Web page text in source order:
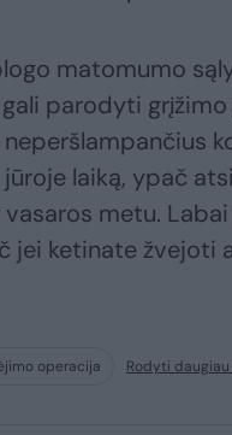
matomumo
parodyti
laiką, ypač
metu.
jei ketinate žvejoti
operacija Rodyti